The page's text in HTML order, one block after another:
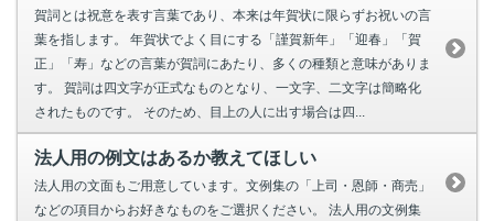
賀詞とは祝意を表す言葉であり、本来は年賀状に限らずお祝いの言
葉を指します。 年賀状でよく目にする「謹賀新年」「迎春」「賀
正」「寿」などの言葉が賀詞にあたり、多くの種類と意味がありま
す。 賀詞は四文字が正式なものとなり、一文字、二文字は簡略化
されたものです。 そのため、目上の人に出す場合は四...
法人用の例文はあるか教えてほしい
法人用の文面もご用意しています。文例集の「上司・恩師・商売」
などの項目からお好きなものをご選択ください。 法人用の文例集